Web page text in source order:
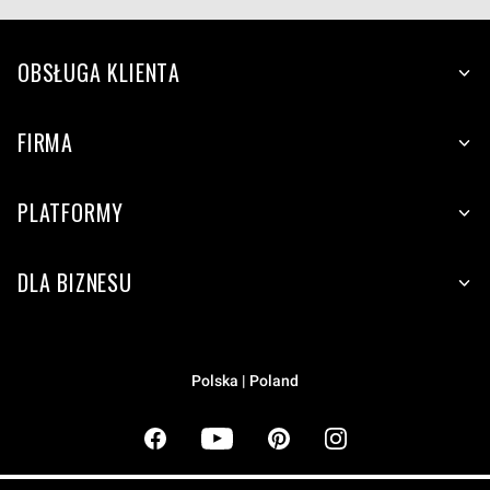
OBSŁUGA KLIENTA
FIRMA
PLATFORMY
DLA BIZNESU
Polska | Poland